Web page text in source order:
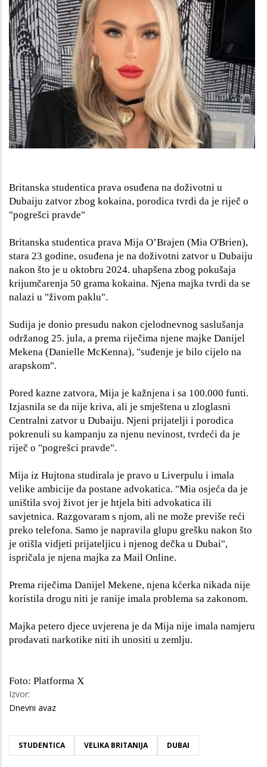
Britanska studentica prava osuđena na doživotni u
Dubaiju zatvor zbog kokaina, porodica tvrdi da je riječ o
"pogrešci pravde"
Britanska studentica prava Mija O’Brajen (Mia O'Brien),
stara 23 godine, osuđena je na doživotni zatvor u Dubaiju
nakon što je u oktobru 2024. uhapšena zbog pokušaja
krijumčarenja 50 grama kokaina. Njena majka tvrdi da se
nalazi u "živom paklu".
Sudija je donio presudu nakon cjelodnevnog saslušanja
održanog 25. jula, a prema riječima njene majke Danijel
Mekena (Danielle McKenna), "suđenje je bilo cijelo na
arapskom".
Pored kazne zatvora, Mija je kažnjena i sa 100.000 funti.
Izjasnila se da nije kriva, ali je smještena u zloglasni
Centralni zatvor u Dubaiju. Njeni prijatelji i porodica
pokrenuli su kampanju za njenu nevinost, tvrdeći da je
riječ o "pogrešci pravde".
Mija iz Hujtona studirala je pravo u Liverpulu i imala
velike ambicije da postane advokatica. "Mia osjeća da je
uništila svoj život jer je htjela biti advokatica ili
savjetnica. Razgovaram s njom, ali ne može previše reći
preko telefona. Samo je napravila glupu grešku nakon što
je otišla vidjeti prijateljicu i njenog dečka u Dubai",
ispričala je njena majka za Mail Online.
Prema riječima Danijel Mekene, njena kćerka nikada nije
koristila drogu niti je ranije imala problema sa zakonom.
Majka petero djece uvjerena je da Mija nije imala namjeru
prodavati narkotike niti ih unositi u zemlju.
Foto: Platforma X
Izvor:
Dnevni avaz
STUDENTICA VELIKA BRITANIJA DUBAI